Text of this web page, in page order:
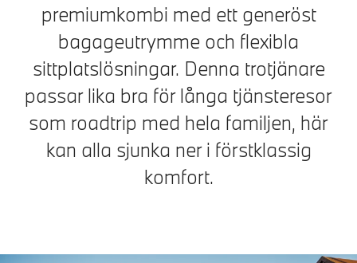
premiumkombi med ett generöst
bagageutrymme och flexibla
sittplatslösningar. Denna trotjänare
passar lika bra för långa tjänsteresor
som roadtrip med hela familjen, här
kan alla sjunka ner i förstklassig
komfort.